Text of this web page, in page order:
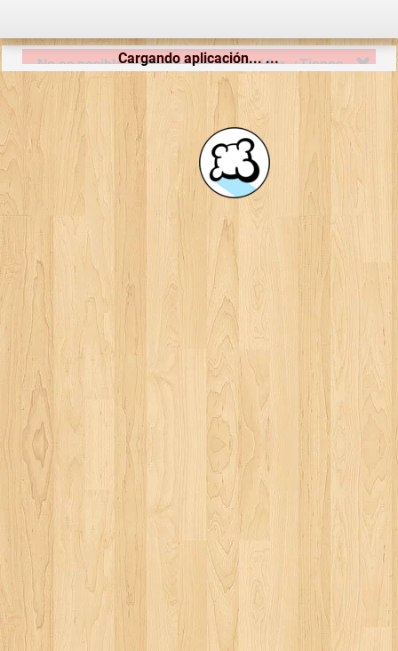
Cargando aplicación... ...